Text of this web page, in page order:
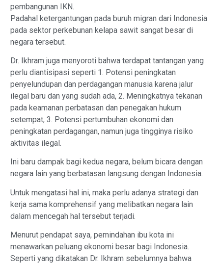
pembangunan IKN.
Padahal ketergantungan pada buruh migran dari Indonesia
pada sektor perkebunan kelapa sawit sangat besar di
negara tersebut.
Dr. Ikhram juga menyoroti bahwa terdapat tantangan yang
perlu diantisipasi seperti 1. Potensi peningkatan
penyelundupan dan perdagangan manusia karena jalur
ilegal baru dan yang sudah ada, 2. Meningkatnya tekanan
pada keamanan perbatasan dan penegakan hukum
setempat, 3. Potensi pertumbuhan ekonomi dan
peningkatan perdagangan, namun juga tingginya risiko
aktivitas ilegal.
Ini baru dampak bagi kedua negara, belum bicara dengan
negara lain yang berbatasan langsung dengan Indonesia.
Untuk mengatasi hal ini, maka perlu adanya strategi dan
kerja sama komprehensif yang melibatkan negara lain
dalam mencegah hal tersebut terjadi.
Menurut pendapat saya, pemindahan ibu kota ini
menawarkan peluang ekonomi besar bagi Indonesia.
Seperti yang dikatakan Dr. Ikhram sebelumnya bahwa